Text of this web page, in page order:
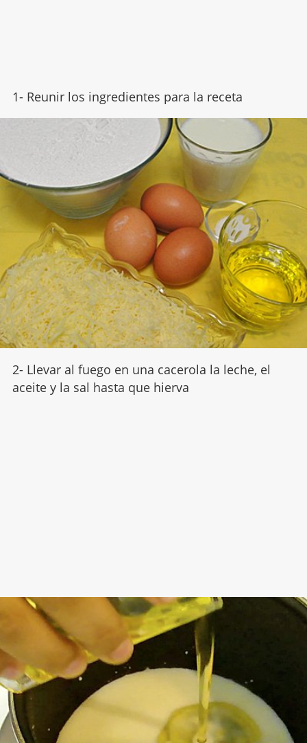
1- Reunir los ingredientes para la receta
2- Llevar al fuego en una cacerola la leche, el
aceite y la sal hasta que hierva